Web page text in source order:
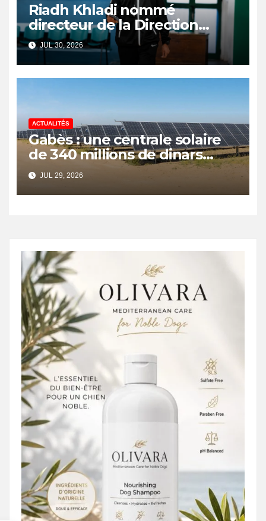
Riadh Khladi nommé
directeur de la Direction
Nationale de l’Arbitrage
JUL 30, 2026
ACTUALITÉS
Gabès : une centrale solaire
de 340 millions de dinars
pour renforcer la transition
énergétique et créer 400
emplois
JUL 29, 2026